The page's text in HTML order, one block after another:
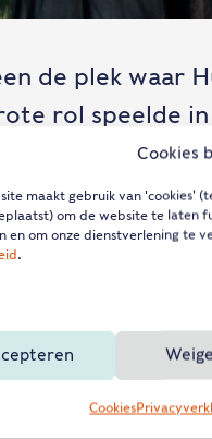
Cookies
maakt gebruik van 'cookies'
om de website te laten
en om onze dienstverlening te
.
Cookies
de plek waar
rol speelde
verhaal van
oorlog en
in een
Neem contact op